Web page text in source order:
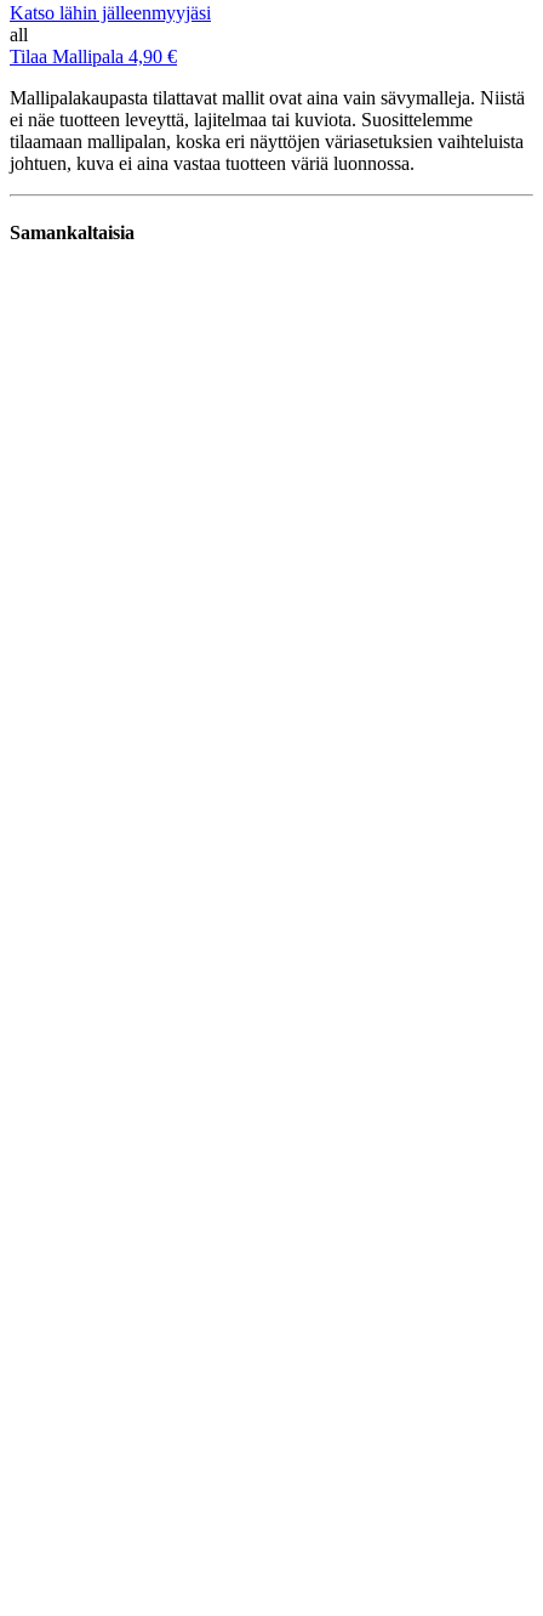
Katso lähin jälleenmyyjäsi
all
Tilaa Mallipala 4,90 €
Mallipalakaupasta tilattavat mallit ovat aina vain sävymalleja. Niistä
ei näe tuotteen leveyttä, lajitelmaa tai kuviota. Suosittelemme
tilaamaan mallipalan, koska eri näyttöjen väriasetuksien vaihteluista
johtuen, kuva ei aina vastaa tuotteen väriä luonnossa.
Samankaltaisia